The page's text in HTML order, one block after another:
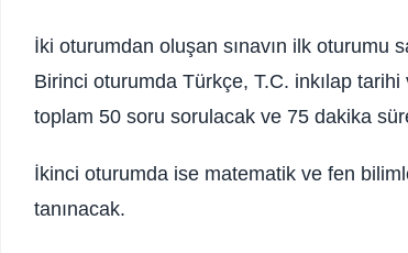
İki oturumdan oluşan sınavın ilk oturumu
Birinci oturumda Türkçe, T.C. inkılap
toplam 50 soru sorulacak ve 75 dakika
İkinci oturumda ise matematik ve fen
tanınacak.